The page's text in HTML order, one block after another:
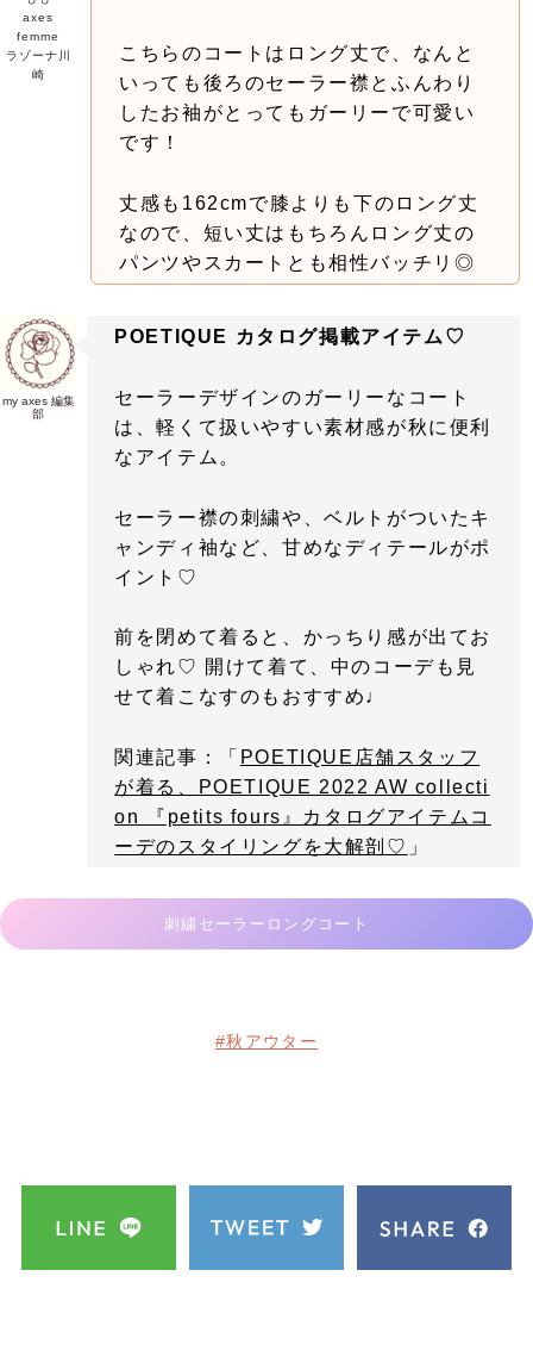
axes
femme
ラゾーナ川
崎
こちらのコートはロング丈で、なんと
いっても後ろのセーラー襟とふんわり
したお袖がとってもガーリーで可愛い
です！
丈感も162cmで膝よりも下のロング丈
なので、短い丈はもちろんロング丈の
パンツやスカートとも相性バッチリ◎
my axes 編集
部
POETIQUE カタログ掲載アイテム♡
セーラーデザインのガーリーなコート
は、軽くて扱いやすい素材感が秋に便利
なアイテム。
セーラー襟の刺繍や、ベルトがついたキ
ャンディ袖など、甘めなディテールがポ
イント♡
前を閉めて着ると、かっちり感が出てお
しゃれ♡ 開けて着て、中のコーデも見
せて着こなすのもおすすめ♩
関連記事：「 POETIQUE店舗スタッフ
が着る、POETIQUE 2022 AW collecti
on 『petits fours』カタログアイテムコ
ーデのスタイリングを大解剖♡ 」
刺繍セーラーロングコート
#秋アウター